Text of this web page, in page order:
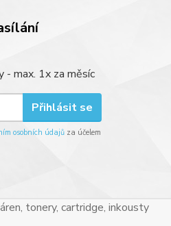
- max. 1x za měsíc
Přihlásit se
osobních údajů za účelem
tonery, cartridge, inkousty